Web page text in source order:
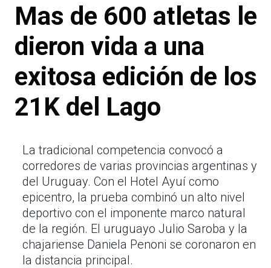
Mas de 600 atletas le
dieron vida a una
exitosa edición de los
21K del Lago
La tradicional competencia convocó a
corredores de varias provincias argentinas y
del Uruguay. Con el Hotel Ayuí como
epicentro, la prueba combinó un alto nivel
deportivo con el imponente marco natural
de la región. El uruguayo Julio Saroba y la
chajariense Daniela Penoni se coronaron en
la distancia principal.